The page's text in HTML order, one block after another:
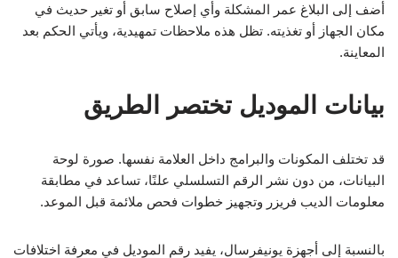
أضف إلى البلاغ عمر المشكلة وأي إصلاح سابق أو تغير حديث في
مكان الجهاز أو تغذيته. تظل هذه ملاحظات تمهيدية، ويأتي الحكم بعد
المعاينة.
بيانات الموديل تختصر الطريق
قد تختلف المكونات والبرامج داخل العلامة نفسها. صورة لوحة
البيانات، من دون نشر الرقم التسلسلي علنًا، تساعد في مطابقة
معلومات الديب فريزر وتجهيز خطوات فحص ملائمة قبل الموعد.
بالنسبة إلى أجهزة يونيفرسال، يفيد رقم الموديل في معرفة اختلافات